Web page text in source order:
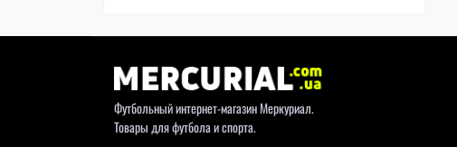
Футбольный интернет-магазин Меркуриал.
Товары для футбола и спорта.